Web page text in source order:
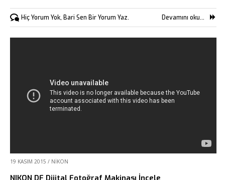
Hiç Yorum Yok, Bari Sen Bir Yorum Yaz. Devamını oku...
19 KASIM 2015 / NIKON